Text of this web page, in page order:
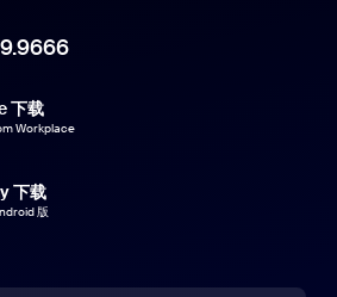
下载
Workplace
下载
版